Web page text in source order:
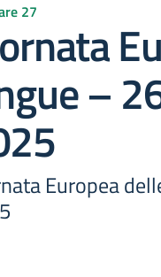
27
–
Europea